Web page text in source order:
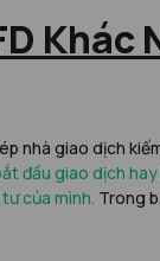
Khác
giao dịch
đầu giao dịch
của mình. Trong